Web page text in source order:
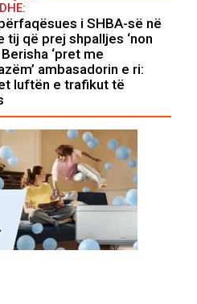
i SHBA-së në
tij që prej shpalljes ‘non
Berisha ‘pret me
ambasadorin e ri:
luftën e trafikut të